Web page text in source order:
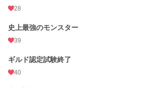
28
史上最強のモンスター
39
ギルド認定試験終了
40